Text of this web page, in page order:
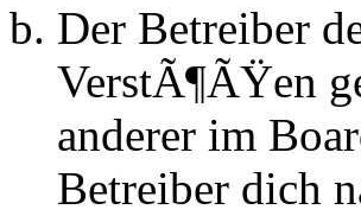
Der Betreiber
VerstÃ¶ÃŸen
anderer im
Betreiber dich